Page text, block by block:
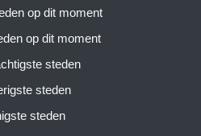
op dit moment
op dit moment
steden
steden
steden